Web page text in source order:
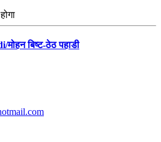
बिष्ट-ठेठ पहाडी